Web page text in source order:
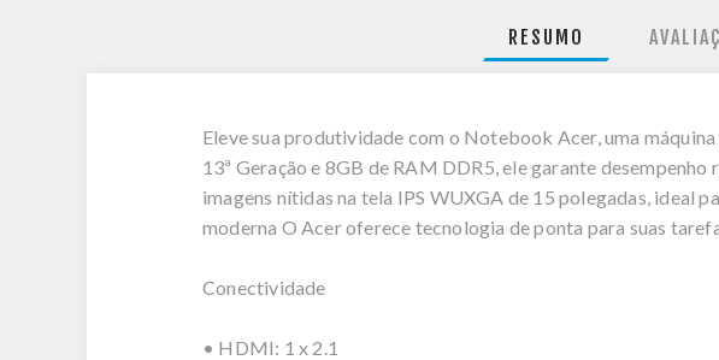
RESUMO
Eleve sua produtividade com o Notebook Acer, uma
13ª Geração e 8GB de RAM DDR5, ele garante
imagens nítidas na tela IPS WUXGA de 15 polegadas, ideal
moderna O Acer oferece tecnologia de ponta para suas
Conectividade
• HDMI: 1 x 2.1